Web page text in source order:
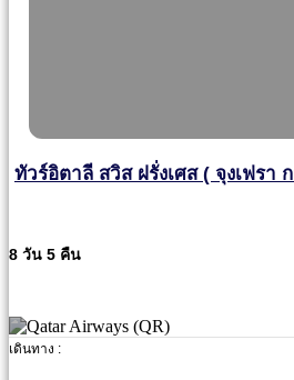
ทัวร์อิตาลี สวิส ฝรั่งเศส ( จุงเฟรา
8 วัน 5 คืน
เดินทาง :